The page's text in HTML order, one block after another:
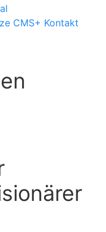
CMS+ Kontakt